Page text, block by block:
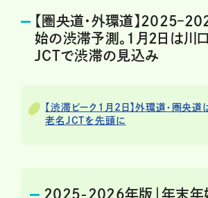
【圏央道・外環道】
始の渋滞予測。1月2日は川
JCTで渋滞の見込み
【渋滞ピーク1月2日】外環道・圏央道
老名JCTを先頭に
2025-2026年版｜年末年